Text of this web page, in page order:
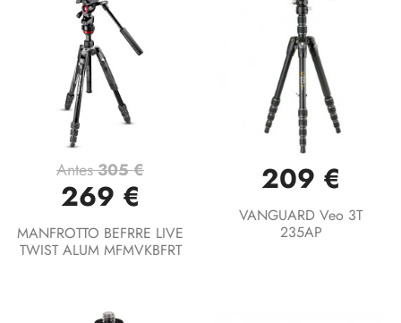
Antes305 €
269 €
MANFROTTO BEFRRE LIVE
TWIST ALUM MFMVKBFRT
209 €
VANGUARD Veo 3T
235AP